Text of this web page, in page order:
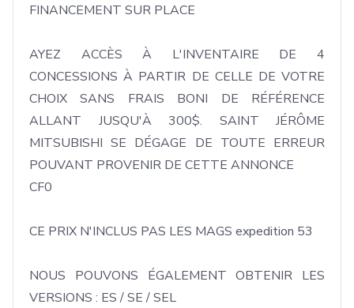
FINANCEMENT SUR PLACE
AYEZ ACCÈS À L'INVENTAIRE DE 4
CONCESSIONS À PARTIR DE CELLE DE VOTRE
CHOIX SANS FRAIS BONI DE RÉFÉRENCE
ALLANT JUSQU'À 300$. SAINT JÉRÔME
MITSUBISHI SE DÉGAGE DE TOUTE ERREUR
POUVANT PROVENIR DE CETTE ANNONCE
CF0
CE PRIX N'INCLUS PAS LES MAGS expedition 53
NOUS POUVONS ÉGALEMENT OBTENIR LES
VERSIONS : ES / SE / SEL